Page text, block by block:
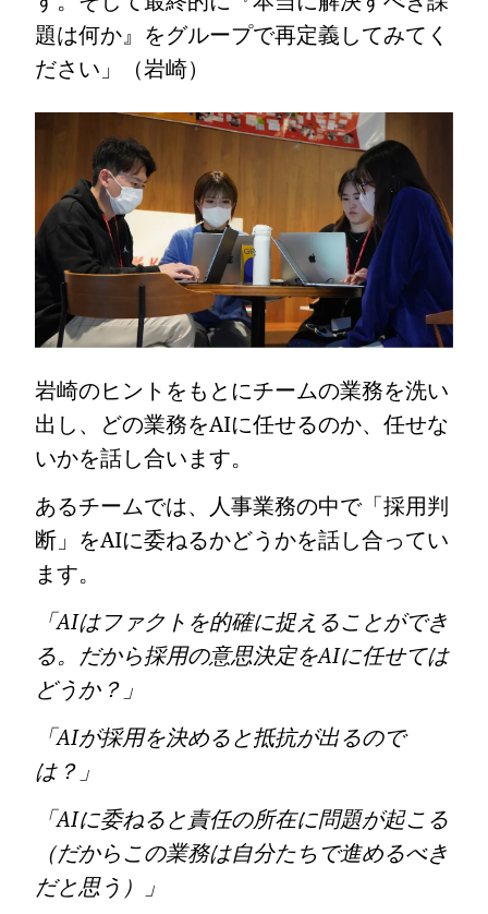
題は何か』をグループで再定義してみてく
ださい」（岩崎）
岩崎のヒントをもとにチームの業務を洗い
出し、どの業務をAIに任せるのか、任せな
いかを話し合います。
あるチームでは、人事業務の中で「採用判
断」をAIに委ねるかどうかを話し合ってい
ます。
「AIはファクトを的確に捉えることができ
る。だから採用の意思決定をAIに任せては
どうか？」
「AIが採用を決めると抵抗が出るので
は？」
「AIに委ねると責任の所在に問題が起こる
（だからこの業務は自分たちで進めるべき
だと思う）」